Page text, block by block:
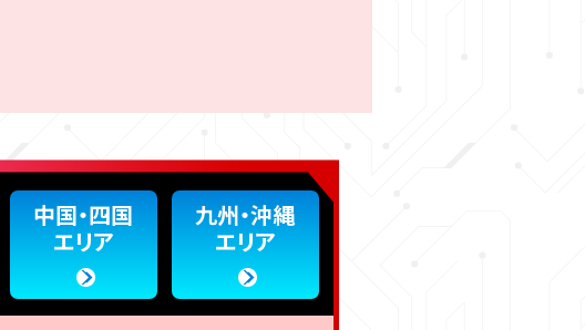
中国・四国
エリア
九州・沖縄
エリア